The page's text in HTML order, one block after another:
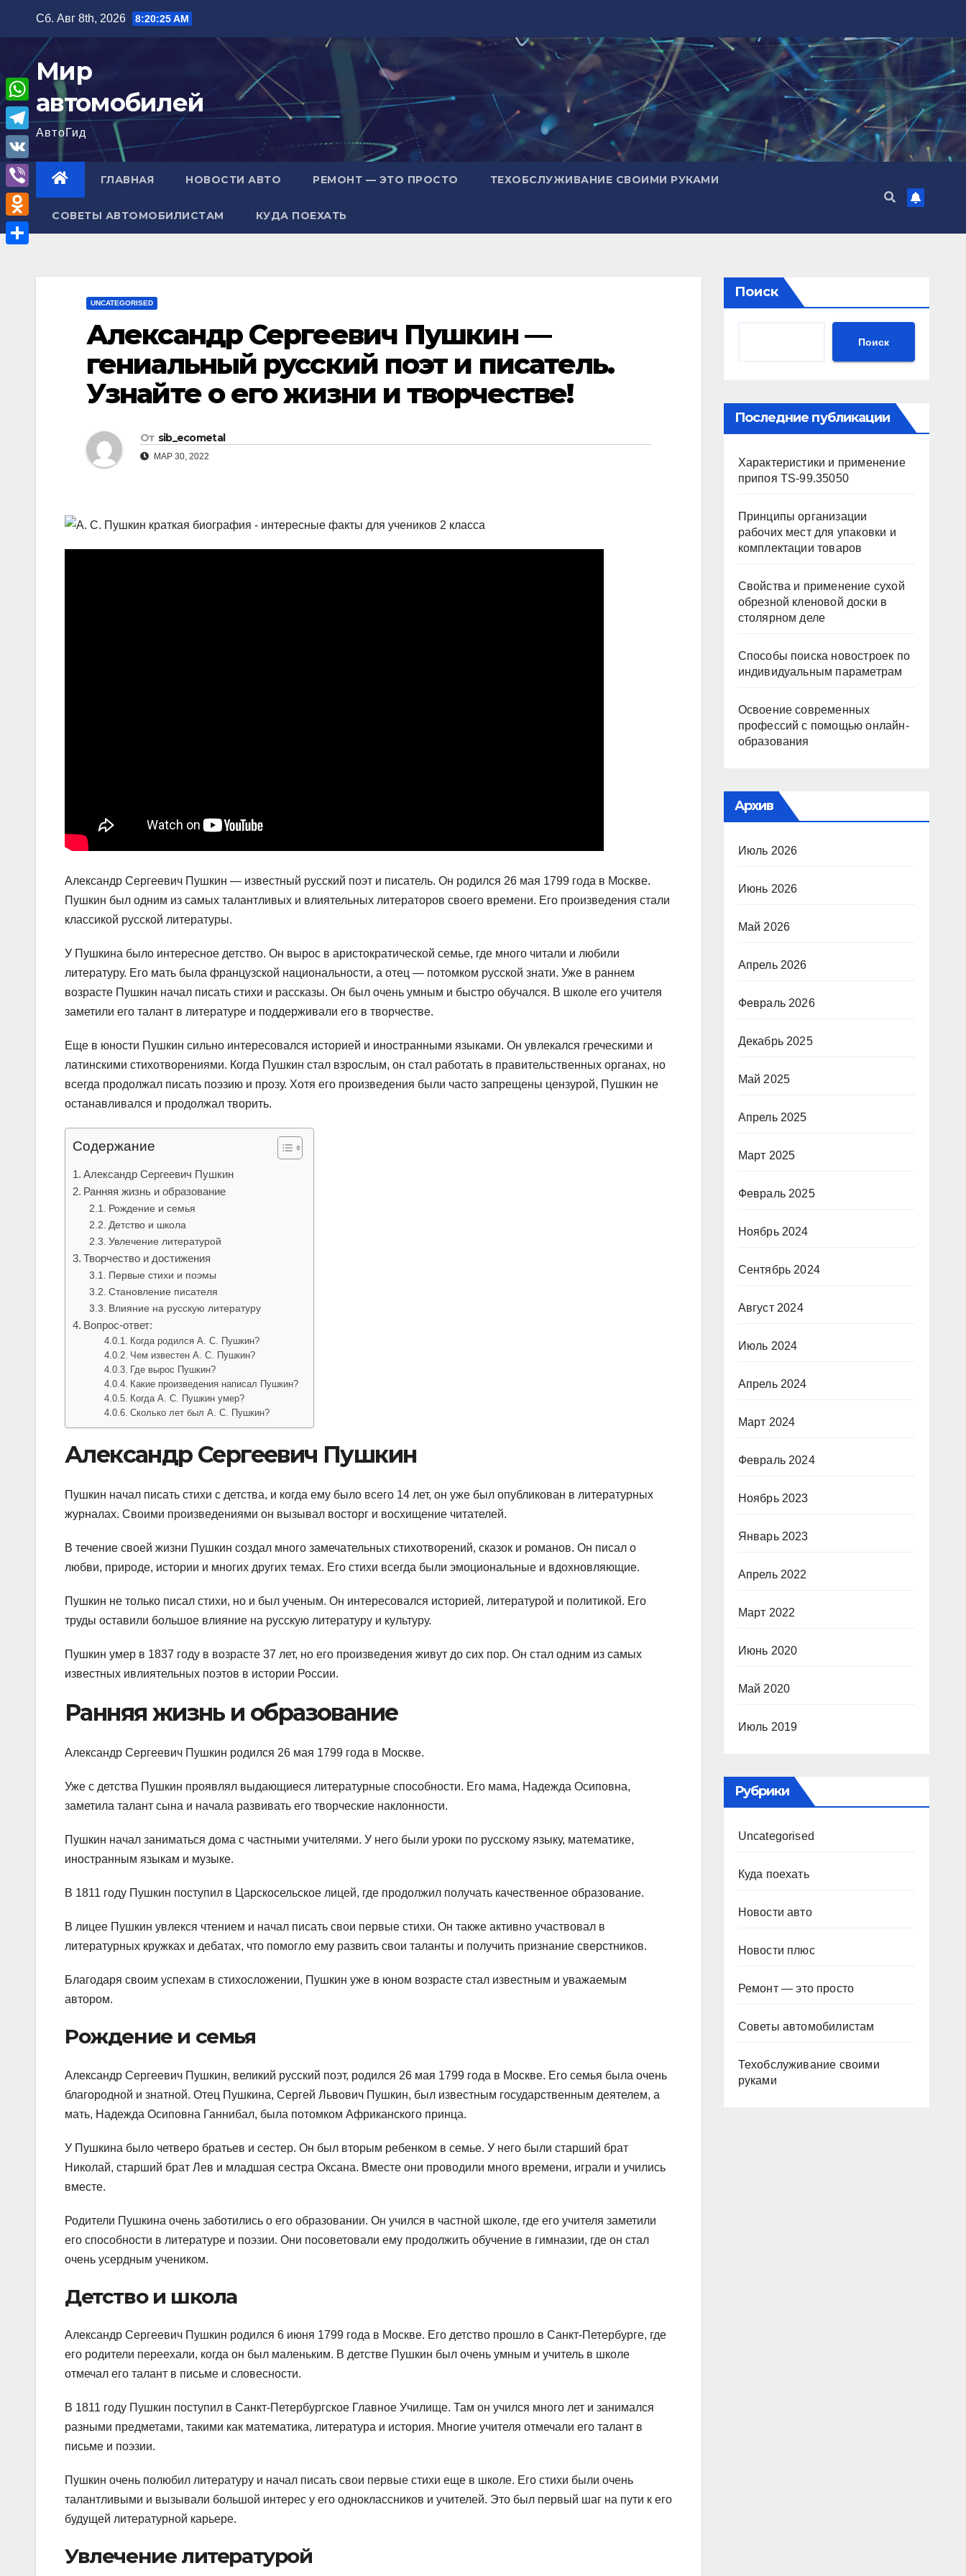
содержимому
Сб. Авг 8th, 2026 8:20:26 AM
Мир
автомобилей
АвтоГид
ГЛАВНАЯ НОВОСТИ АВТО РЕМОНТ — ЭТО ПРОСТО ТЕХОБСЛУЖИВАНИЕ СВОИМИ РУКАМИ
СОВЕТЫ АВТОМОБИЛИСТАМ КУДА ПОЕХАТЬ
UNCATEGORISED
Александр Сергеевич Пушкин —
гениальный русский поэт и писатель.
Узнайте о его жизни и творчестве!
От sib_ecometal
МАР 30, 2022
Александр Сергеевич Пушкин — известный русский поэт и писатель. Он родился 26 мая 1799 года в Москве.
Пушкин был одним из самых талантливых и влиятельных литераторов своего времени. Его произведения стали
классикой русской литературы.
У Пушкина было интересное детство. Он вырос в аристократической семье, где много читали и любили
литературу. Его мать была французской национальности, а отец — потомком русской знати. Уже в раннем
возрасте Пушкин начал писать стихи и рассказы. Он был очень умным и быстро обучался. В школе его учителя
заметили его талант в литературе и поддерживали его в творчестве.
Еще в юности Пушкин сильно интересовался историей и иностранными языками. Он увлекался греческими и
латинскими стихотворениями. Когда Пушкин стал взрослым, он стал работать в правительственных органах, но
всегда продолжал писать поэзию и прозу. Хотя его произведения были часто запрещены цензурой, Пушкин не
останавливался и продолжал творить.
Содержание
Александр Сергеевич Пушкин
Ранняя жизнь и образование
Рождение и семья
Детство и школа
Увлечение литературой
Творчество и достижения
Первые стихи и поэмы
Становление писателя
Влияние на русскую литературу
Вопрос-ответ:
Когда родился А. С. Пушкин?
Чем известен А. С. Пушкин?
Где вырос Пушкин?
Какие произведения написал Пушкин?
Когда А. С. Пушкин умер?
Сколько лет был А. С. Пушкин?
Александр Сергеевич Пушкин
Пушкин начал писать стихи с детства, и когда ему было всего 14 лет, он уже был опубликован в литературных
журналах. Своими произведениями он вызывал восторг и восхищение читателей.
В течение своей жизни Пушкин создал много замечательных стихотворений, сказок и романов. Он писал о
любви, природе, истории и многих других темах. Его стихи всегда были эмоциональные и вдохновляющие.
Пушкин не только писал стихи, но и был ученым. Он интересовался историей, литературой и политикой. Его
труды оставили большое влияние на русскую литературу и культуру.
Пушкин умер в 1837 году в возрасте 37 лет, но его произведения живут до сих пор. Он стал одним из самых
известных ивлиятельных поэтов в истории России.
Ранняя жизнь и образование
Александр Сергеевич Пушкин родился 26 мая 1799 года в Москве.
Уже с детства Пушкин проявлял выдающиеся литературные способности. Его мама, Надежда Осиповна,
заметила талант сына и начала развивать его творческие наклонности.
Пушкин начал заниматься дома с частными учителями. У него были уроки по русскому языку, математике,
иностранным языкам и музыке.
В 1811 году Пушкин поступил в Царскосельское лицей, где продолжил получать качественное образование.
В лицее Пушкин увлекся чтением и начал писать свои первые стихи. Он также активно участвовал в
литературных кружках и дебатах, что помогло ему развить свои таланты и получить признание сверстников.
Благодаря своим успехам в стихосложении, Пушкин уже в юном возрасте стал известным и уважаемым
автором.
Рождение и семья
Александр Сергеевич Пушкин, великий русский поэт, родился 26 мая 1799 года в Москве. Его семья была очень
благородной и знатной. Отец Пушкина, Сергей Львович Пушкин, был известным государственным деятелем, а
мать, Надежда Осиповна Ганнибал, была потомком Африканского принца.
У Пушкина было четверо братьев и сестер. Он был вторым ребенком в семье. У него были старший брат
Николай, старший брат Лев и младшая сестра Оксана. Вместе они проводили много времени, играли и учились
вместе.
Родители Пушкина очень заботились о его образовании. Он учился в частной школе, где его учителя заметили
его способности в литературе и поэзии. Они посоветовали ему продолжить обучение в гимназии, где он стал
очень усердным учеником.
Детство и школа
Александр Сергеевич Пушкин родился 6 июня 1799 года в Москве. Его детство прошло в Санкт-Петербурге, где
его родители переехали, когда он был маленьким. В детстве Пушкин был очень умным и учитель в школе
отмечал его талант в письме и словесности.
В 1811 году Пушкин поступил в Санкт-Петербургское Главное Училище. Там он учился много лет и занимался
разными предметами, такими как математика, литература и история. Многие учителя отмечали его талант в
письме и поэзии.
Пушкин очень полюбил литературу и начал писать свои первые стихи еще в школе. Его стихи были очень
талантливыми и вызывали большой интерес у его одноклассников и учителей. Это был первый шаг на пути к его
будущей литературной карьере.
Увлечение литературой
Поиск
Поиск
Последние публикации
Характеристики и применение
припоя TS-99.35050
Принципы организации
рабочих мест для упаковки и
комплектации товаров
Свойства и применение сухой
обрезной кленовой доски в
столярном деле
Способы поиска новостроек по
индивидуальным параметрам
Освоение современных
профессий с помощью онлайн-
образования
Архив
Июль 2026
Июнь 2026
Май 2026
Апрель 2026
Февраль 2026
Декабрь 2025
Май 2025
Апрель 2025
Март 2025
Февраль 2025
Ноябрь 2024
Сентябрь 2024
Август 2024
Июль 2024
Апрель 2024
Март 2024
Февраль 2024
Ноябрь 2023
Январь 2023
Апрель 2022
Март 2022
Июнь 2020
Май 2020
Июль 2019
Рубрики
Uncategorised
Куда поехать
Новости авто
Новости плюс
Ремонт — это просто
Советы автомобилистам
Техобслуживание своими
руками
W
h
a
A
T
e
l
e
g
V
K
V
i
b
O